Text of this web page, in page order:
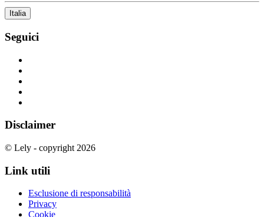
Italia
Seguici
Disclaimer
© Lely - copyright 2026
Link utili
Esclusione di responsabilità
Privacy
Cookie